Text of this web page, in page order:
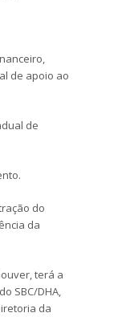
de apoio ao
de
do
da
terá a
SBC/DHA,
da